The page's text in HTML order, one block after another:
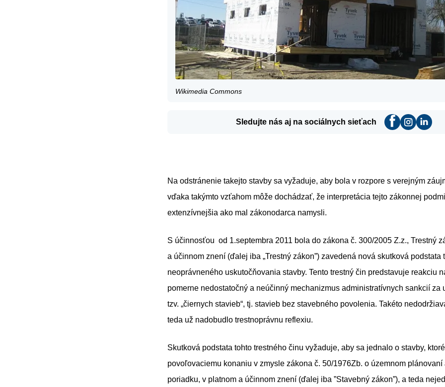
Wikimedia Commons
Sledujte nás aj na sociálnych sieťach
Na odstránenie takejto stavby sa vyžaduje, aby bola v rozpore s verejným
vďaka takýmto vzťahom môže dochádzať, že interpretácia tejto zákonnej
extenzívnejšia ako mal zákonodarca namysli.
S účinnosťou od 1.septembra 2011 bola do zákona č. 300/2005 Z.z., Trestný
a účinnom znení (ďalej iba „Trestný zákon”) zavedená nová skutková podstata
neoprávneného uskutočňovania stavby. Tento trestný čin predstavuje reakciu
pomerne nedostatočný a neúčinný mechanizmus administratívnych sankcií za
tzv. „čiernych stavieb“, tj. stavieb bez stavebného povolenia. Takéto
teda už nadobudlo trestnoprávnu reflexiu.
Skutková podstata tohto trestného činu vyžaduje, aby sa jednalo o stavby,
povoľovaciemu konaniu v zmysle zákona č. 50/1976Zb. o územnom plánovaní
poriadku, v platnom a účinnom znení (ďalej iba ”Stavebný zákon”), a teda